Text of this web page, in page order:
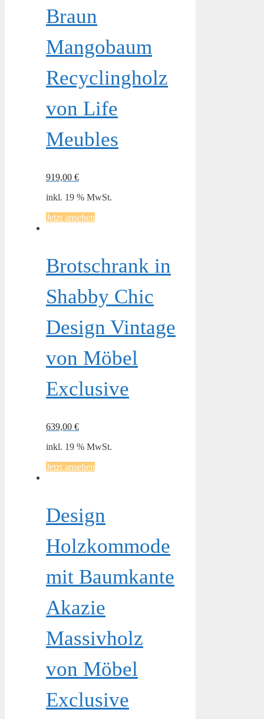
Braun
Mangobaum
Recyclingholz
von Life
Meubles
919,00 €
inkl. 19 % MwSt.
Jetzt ansehen
Brotschrank in
Shabby Chic
Design Vintage
von Möbel
Exclusive
639,00 €
inkl. 19 % MwSt.
Jetzt ansehen
Design
Holzkommode
mit Baumkante
Akazie
Massivholz
von Möbel
Exclusive